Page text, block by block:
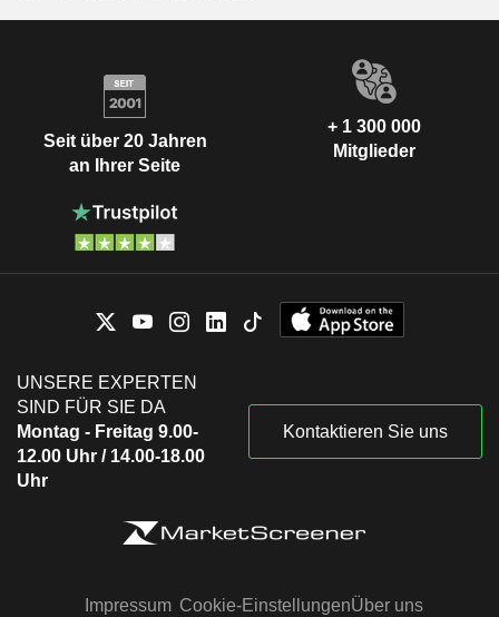
Seit über 20 Jahren
an Ihrer Seite
+ 1 300 000
Mitglieder
UNSERE EXPERTEN
SIND FÜR SIE DA
Montag - Freitag 9.00-
12.00 Uhr / 14.00-18.00
Uhr
Kontaktieren Sie uns
Impressum Cookie-EinstellungenÜber uns